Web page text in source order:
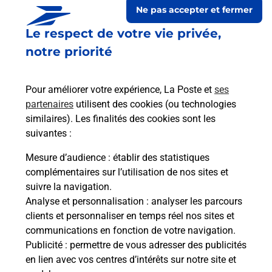
Le respect de votre vie privée,
notre priorité
Pour améliorer votre expérience, La Poste et ses
partenaires utilisent des cookies (ou technologies
similaires). Les finalités des cookies sont les
suivantes :
Mesure d’audience : établir des statistiques
complémentaires sur l’utilisation de nos sites et
suivre la navigation.
Analyse et personnalisation : analyser les parcours
clients et personnaliser en temps réel nos sites et
communications en fonction de votre navigation.
Publicité : permettre de vous adresser des publicités
en lien avec vos centres d’intérêts sur notre site et
Ne pas accepter et fermer
Boîte aux Lettres La Poste
Prochaine collecte du courriervendredi
09h00
262 Route Du Chef Lieu
74150
Sales
Itinéraire
Le lien s'ouvre dans un nouvel onglet